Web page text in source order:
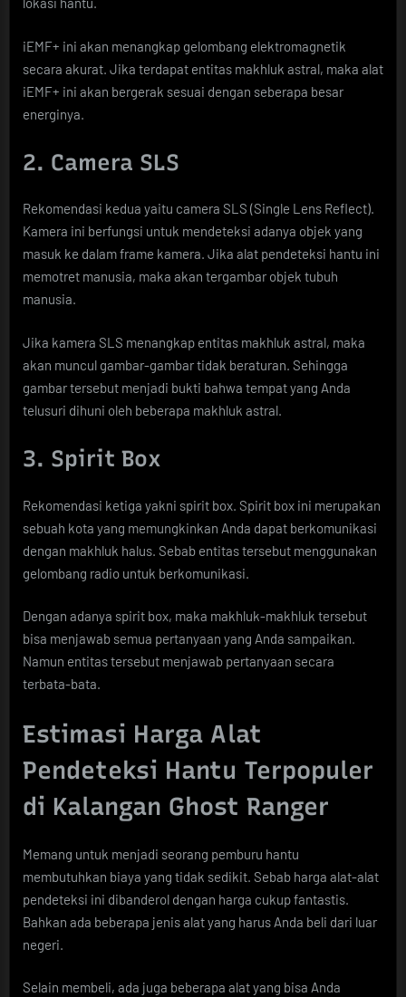
iEMF+ ini akan menangkap gelombang elektromagnetik
secara akurat. Jika terdapat entitas makhluk astral, maka alat
iEMF+ ini akan bergerak sesuai dengan seberapa besar
energinya.
2. Camera SLS
Rekomendasi kedua yaitu camera SLS (Single Lens Reflect).
Kamera ini berfungsi untuk mendeteksi adanya objek yang
masuk ke dalam frame kamera. Jika alat pendeteksi hantu ini
memotret manusia, maka akan tergambar objek tubuh
manusia.
Jika kamera SLS menangkap entitas makhluk astral, maka
akan muncul gambar-gambar tidak beraturan. Sehingga
gambar tersebut menjadi bukti bahwa tempat yang Anda
telusuri dihuni oleh beberapa makhluk astral.
3. Spirit Box
Rekomendasi ketiga yakni spirit box. Spirit box ini merupakan
sebuah kota yang memungkinkan Anda dapat berkomunikasi
dengan makhluk halus. Sebab entitas tersebut menggunakan
gelombang radio untuk berkomunikasi.
Dengan adanya spirit box, maka makhluk-makhluk tersebut
bisa menjawab semua pertanyaan yang Anda sampaikan.
Namun entitas tersebut menjawab pertanyaan secara
terbata-bata.
Estimasi Harga Alat
Pendeteksi Hantu Terpopuler
di Kalangan Ghost Ranger
Memang untuk menjadi seorang pemburu hantu
membutuhkan biaya yang tidak sedikit. Sebab harga alat-alat
pendeteksi ini dibanderol dengan harga cukup fantastis.
Bahkan ada beberapa jenis alat yang harus Anda beli dari luar
negeri.
Selain membeli, ada juga beberapa alat yang bisa Anda